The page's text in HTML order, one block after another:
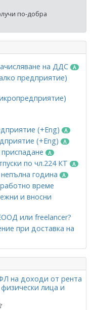
по-добра
на ДДС
предприятие)
(+Eng)
(+Eng)
по чл.224 КТ
година
време
и вносни
или freelancer?
при доставка на
на доходи от рента
лица и